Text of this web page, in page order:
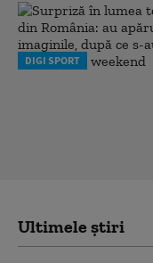
DIGI SPORT
Ultimele știri